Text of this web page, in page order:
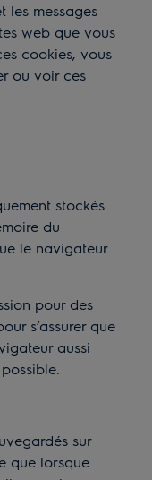
les messages
web que vous
cookies, vous
ou voir ces
stockés
du
le navigateur
pour des
s’assurer que
aussi
sur
que lorsque